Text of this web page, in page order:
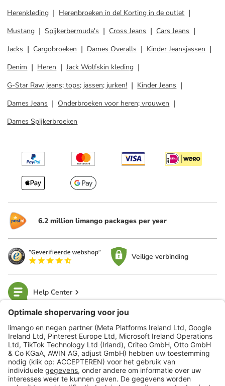
Herenkleding
Herenbroeken in de! Korting in de outlet
Mustang
Spijkerbermuda's Cross Jeans
Cars Jeans
Jacks
Cargobroeken Dames Overalls
Kinder Jeansjassen
Denim
Heren
Jack Wolfskin kleding
G-Star Raw jeans; tops; jassen; jurken!
Kinder Jeans
Dames Jeans
Onderbroeken voor heren; vrouwen
Dames Spijkerbroeken
6.2 million limango packages per year
Veilige verbinding
Help Center
limango
Veilig winkelen
Klantenservice